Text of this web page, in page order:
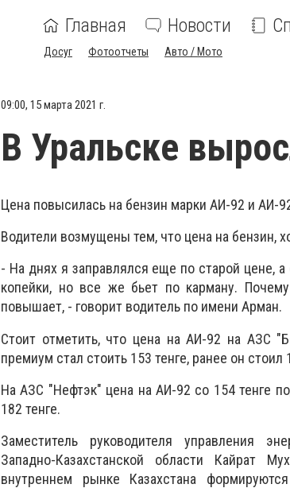
Главная Новости
Досуг Фотоотчеты Авто / Мото
09:00, 15 марта 2021 г.
В Уральске
Цена повысилась на бензин марки АИ-92 и АИ-
Водители возмущены тем, что цена на бензин,
- На днях я заправлялся еще по старой цене,
копейки, но все же бьет по карману.
повышает, - говорит водитель по имени Арман.
Стоит отметить, что цена на АИ-92 на АЗС
премиум стал стоить 153 тенге, ранее он
На АЗС "Нефтэк" цена на АИ-92 со 154 тенге
182 тенге.
Заместитель руководителя управления
Западно-Казахстанской области Кайрат
внутреннем рынке Казахстана